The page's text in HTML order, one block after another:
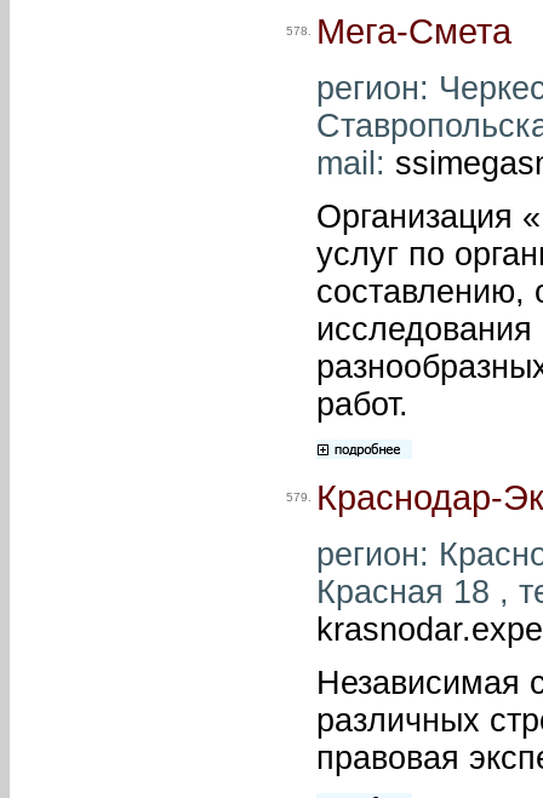
578. Мега-Смета
регион:
mail:
Организация
услуг по
составлению,
работ.
579. Краснодар-
регион:
Красная 18 ,
Независимая
различных
правовая